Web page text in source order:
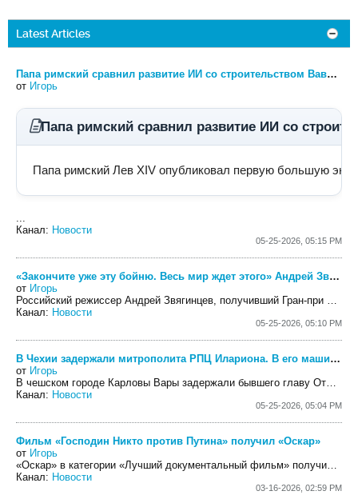
Latest Articles
Папа римский сравнил развитие ИИ со строительством Вавилонской башни
от Игорь
Папа римский сравнил развитие ИИ со
Папа римский Лев XIV опубликовал первую большую
...
Канал: Новости
05-25-2026, 05:15 PM
«Закончите уже эту бойню. Весь мир ждет этого» Андрей Звягинцев обратился к Владимиру Путину со сцены Каннского фестиваля
от Игорь
​Российский режиссер Андрей Звягинцев, получивший Гран-при 79-го Каннского фестиваля за фильм «Минотавр», обратился со сцены к Владимиру Путину. Вот что он сказал.
Канал: Новости
05-25-2026, 05:10 PM
В Чехии задержали митрополита РПЦ Илариона. В его машине нашли «четыре небольших контейнера с веществом белого цвета»
от Игорь
В чешском городе Карловы Вары задержали бывшего главу Отдела внешних церковных связей Московского патриархата, митрополита Илариона (Алфеева), сообщается в его телеграм-канале.
Канал: Новости
05-25-2026, 05:04 PM
Фильм «Господин Никто против Путина» получил «Оскар»
от Игорь
«Оскар» в категории «Лучший документальный фильм» получила картина «Господин Никто против Путина», созданная американским режиссером Дэвидом Боренштейном и видеографом из уральского города Карабаш Павлом Таланкиным.
Канал: Новости
03-16-2026, 02:59 PM